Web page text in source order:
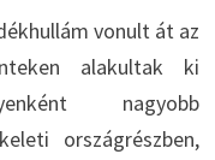
vonult át az
alakultak ki
nagyobb
országrészben,